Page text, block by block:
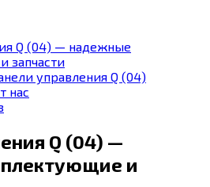
Q (04) — надежные
запчасти
управления Q (04)
нас
Q (04) —
и